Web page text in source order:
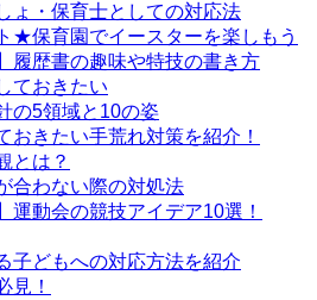
ょ・保育士としての対応法
★保育園でイースターを楽しもう
履歴書の趣味や特技の書き方
ておきたい
の5領域と10の姿
おきたい手荒れ対策を紹介！
とは？
合わない際の対処法
運動会の競技アイデア10選！
子どもへの対応方法を紹介
見！